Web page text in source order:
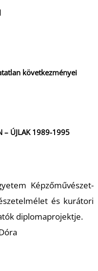
következményei
– ÚJLAK 1989-1995
Képzőművészet-
és kurátori
diplomaprojektje.